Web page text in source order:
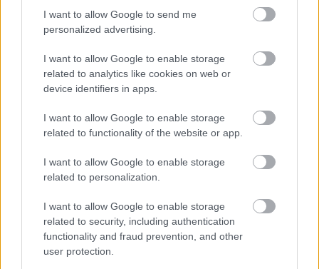
I want to allow Google to send me
personalized advertising.
I want to allow Google to enable storage
related to analytics like cookies on web or
device identifiers in apps.
I want to allow Google to enable storage
related to functionality of the website or app.
I want to allow Google to enable storage
related to personalization.
I want to allow Google to enable storage
related to security, including authentication
functionality and fraud prevention, and other
user protection.
Történelmi táj, amelynek minden köve
mesél – megújul a tatai Angolkert
M1 bővítés: már zajlik a teljesen új
Új gyalogosátkelők és jelzőlámpás
csomópont épül Angyalföldön
Másfélszeresére bővítik
Hódmezővásárhely jó hírű református